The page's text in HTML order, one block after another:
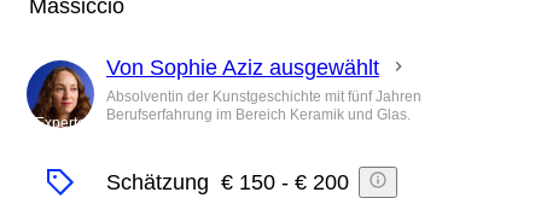
Massiccio
Experte
Von Sophie Aziz ausgewählt
Absolventin der Kunstgeschichte mit fünf Jahren
Berufserfahrung im Bereich Keramik und Glas.
Schätzung € 150 - € 200